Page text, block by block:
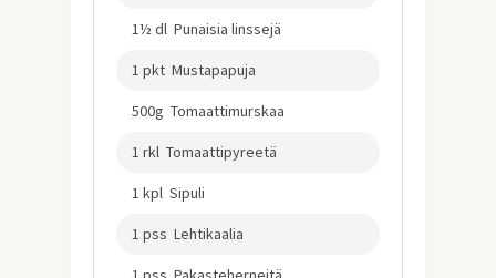
1½ dl Punaisia linssejä
1 pkt Mustapapuja
500g Tomaattimurskaa
1 rkl Tomaattipyreetä
1 kpl Sipuli
1 pss Lehtikaalia